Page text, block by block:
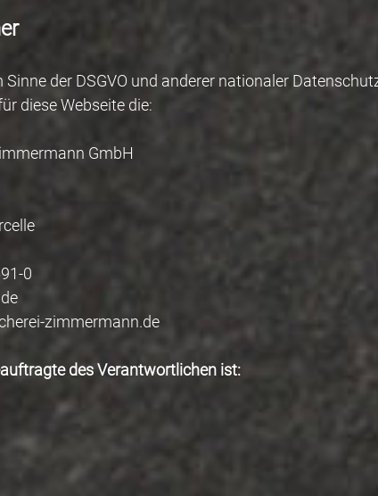
der DSGVO und anderer nationaler
diese Webseite die:
GmbH
0
zimmermann.de
des Verantwortlichen ist: